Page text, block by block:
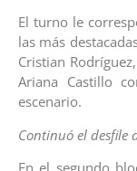
El turno le
las más
Cristian
Ariana Castillo
escenario.
Continuó el desfile